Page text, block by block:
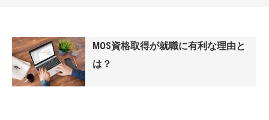
MOS資格取得が就職に有利な理由と
は？